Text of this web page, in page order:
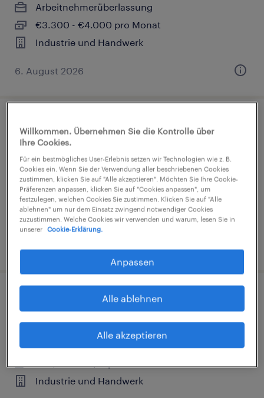
Arbeitnehmerüberlassung
€3.300 - €4.000 pro Monat
Industrie und Handwerk
6. August 2026
Mechaniker (m/w/d)
Arbeitnehmerüberlassung
€19,98 - €20,93 pro Stunde
Industrie und Handwerk
Mechaniker (m/w/d)
Industrie und Handwerk
Willkommen. Übernehmen Sie die Kontrolle über
Ihre Cookies.
Für ein bestmögliches User-Erlebnis setzen wir Technologien wie z. B.
Cookies ein. Wenn Sie der Verwendung aller beschriebenen Cookies
zustimmen, klicken Sie auf "Alle akzeptieren". Möchten Sie Ihre Cookie-
Präferenzen anpassen, klicken Sie auf "Cookies anpassen", um
festzulegen, welchen Cookies Sie zustimmen. Klicken Sie auf "Alle
ablehnen" um nur dem Einsatz zwingend notwendiger Cookies
zuzustimmen. Welche Cookies wir verwenden und warum, lesen Sie in
unserer
Cookie-Erklärung.
Anpassen
Alle ablehnen
Alle akzeptieren